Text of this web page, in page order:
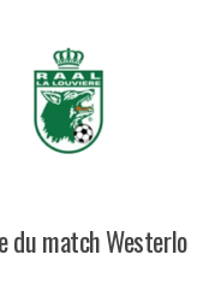
du match Westerlo